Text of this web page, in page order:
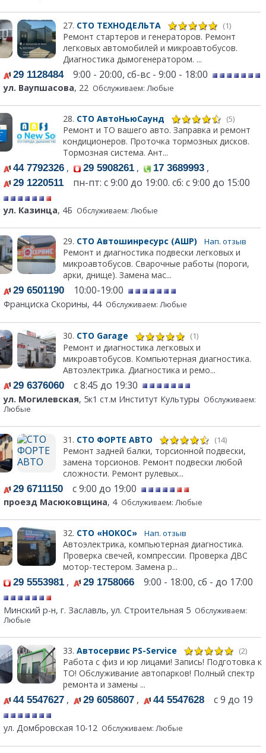
27. СТО ТЕХНОДЕЛЬТА (1)
Ремонт стартеров и генераторов. Ремонт
легковых автомобилей и микроавтобусов.
Диагностика дымогенератором. ...
29 11284849:00 - 20:00, сб-вс - 9:00 - 18:00
ул. Ваупшасова, 22 Обслуживаем: Любые
28. СТО АвтоНьюСаунд (5)
Ремонт и ТО вашего авто. Заправка и ремонт
кондиционеров. Проточка тормозных дисков.
Тормозная система. Ант...
44 7792326 , 29 5908261 , 17 3689993 ,
29 1220511 пн-пт: с 9:00 до 19:00. сб: с 9:00 до 15:00
ул. Казинца, 4Б Обслуживаем: Любые
29. СТО Автошинресурс (АШР) Нап. отзыв
Ремонт и диагностика подвески легковых и
микроавтобусов. Сварочные работы (пороги,
арки, днище). Замена мас...
29 6501190 10:00-19:00
Франциска Скорины, 44 Обслуживаем: Любые
30. СТО Garage (1)
Ремонт и диагностика легковых и
микроавтобусов. Компьютерная диагностика.
Автоэлектрика. Диагностика и ремо...
29 6376060 с 8:45 до 19:30
ул. Могилевская, 5к1 ст.м Институт Культуры Обслуживаем:
Любые
31. СТО ФОРТЕ АВТО (14)
Ремонт задней балки, торсионной подвески,
замена торсионов. Ремонт подвески любой
сложности. Ремонт рулевых...
29 6711150 с 9:00 до 19:00
проезд Масюковщина, 4 Обслуживаем: Любые
32. СТО «НОКОС» Нап. отзыв
Автоэлектрика, компьютерная диагностика.
Проверка свечей, компрессии. Проверка ДВС
мотор-тестером. Замена р...
29 5553981 , 29 1758066 9:00 - 18:00, сб - до 17:00
Минский р-н, г. Заславль, ул. Строительная 5 Обслуживаем:
Любые
33. Автосервис PS-Service (2)
Работа с физ и юр лицами! Запись! Подготовка к
ТО! Обслуживание автопарков! Полный спектр
ремонта и замены ...
44 5547627 , 29 6058607 , 44 5547628 с 9 до 19
ул. Домбровская 10-12 Обслуживаем: Любые